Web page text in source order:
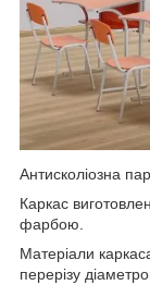
Антисколіозна
Каркас
фарбою.
Матеріали
перерізу